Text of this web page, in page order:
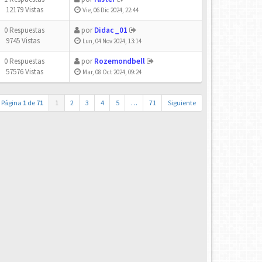
12179 Vistas
Vie, 06 Dic 2024, 22:44
0 Respuestas
9745 Vistas
porDidac _01
Lun, 04 Nov 2024, 13:14
0 Respuestas
57576 Vistas
porRozemondbell
Mar, 08 Oct 2024, 09:24
Página 1 de 71 1 2 3 4 5 … 71 Siguiente